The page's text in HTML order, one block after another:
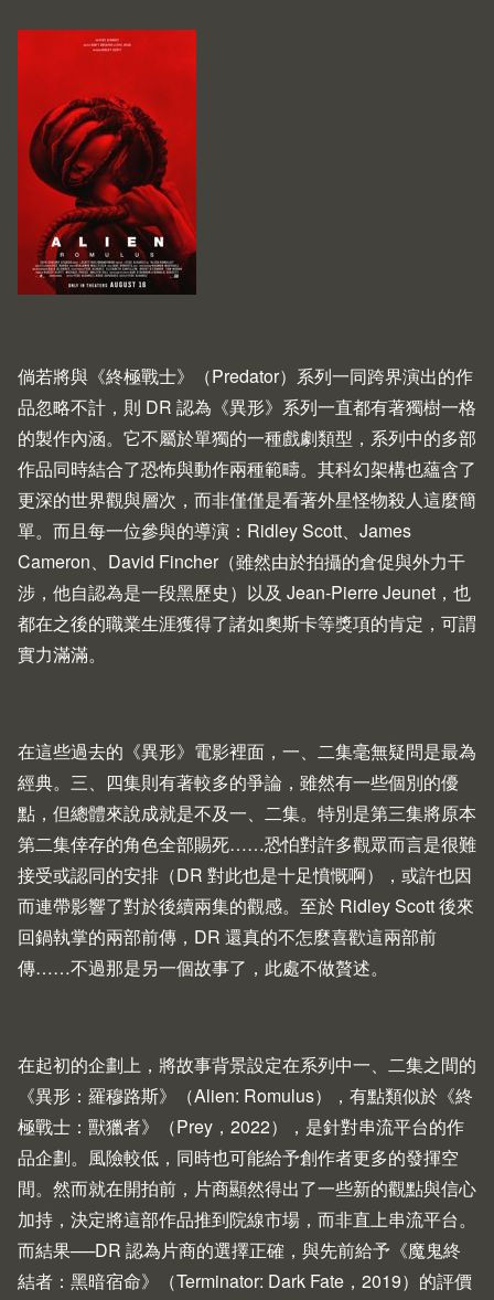
倘若將與《終極戰士》（Predator）系列一同跨界演出的作
品忽略不計，則 DR 認為《異形》系列一直都有著獨樹一格
的製作內涵。它不屬於單獨的一種戲劇類型，系列中的多部
作品同時結合了恐怖與動作兩種範疇。其科幻架構也蘊含了
更深的世界觀與層次，而非僅僅是看著外星怪物殺人這麼簡
單。而且每一位參與的導演：Ridley Scott、James
Cameron、David Fincher（雖然由於拍攝的倉促與外力干
涉，他自認為是一段黑歷史）以及 Jean-Pierre Jeunet，也
都在之後的職業生涯獲得了諸如奧斯卡等獎項的肯定，可謂
實力滿滿。
在這些過去的《異形》電影裡面，一、二集毫無疑問是最為
經典。三、四集則有著較多的爭論，雖然有一些個別的優
點，但總體來說成就是不及一、二集。特別是第三集將原本
第二集倖存的角色全部賜死……恐怕對許多觀眾而言是很難
接受或認同的安排（DR 對此也是十足憤慨啊），或許也因
而連帶影響了對於後續兩集的觀感。至於 Ridley Scott 後來
回鍋執掌的兩部前傳，DR 還真的不怎麼喜歡這兩部前
傳……不過那是另一個故事了，此處不做贅述。
在起初的企劃上，將故事背景設定在系列中一、二集之間的
《異形：羅穆路斯》（Alien: Romulus），有點類似於《終
極戰士：獸獵者》（Prey ，2022），是針對串流平台的作
品企劃。風險較低，同時也可能給予創作者更多的發揮空
間。然而就在開拍前，片商顯然得出了一些新的觀點與信心
加持，決定將這部作品推到院線市場，而非直上串流平台。
而結果──DR 認為片商的選擇正確，與先前給予《魔鬼終
結者：黑暗宿命》（Terminator: Dark Fate ，2019）的評價